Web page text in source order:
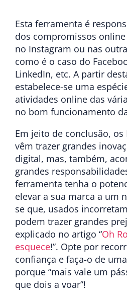
Esta ferramenta é
dos compromissos
no Instagram ou nas
como é o caso do
LinkedIn, etc. A partir
estabelece-se uma
atividades online das
no bom funcionamento
Em jeito de conclusão,
vêm trazer grandes
digital, mas, também,
grandes
ferramenta tenha o
elevar a sua marca a um
se que, usados
podem trazer grandes
explicado no artigo “Oh
esquece!”. Opte por
confiança e faça-o de
porque “mais vale um
que dois a voar”!